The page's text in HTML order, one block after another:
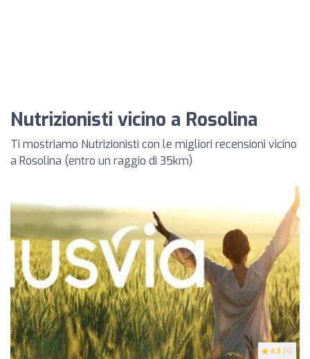
Nutrizionisti vicino a Rosolina
Ti mostriamo Nutrizionisti con le migliori recensioni vicino
a Rosolina (entro un raggio di 35km)
4.3 (4)